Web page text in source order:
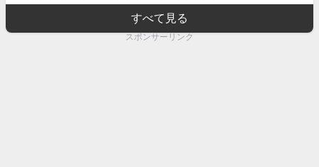
すべて見る
スポンサーリンク